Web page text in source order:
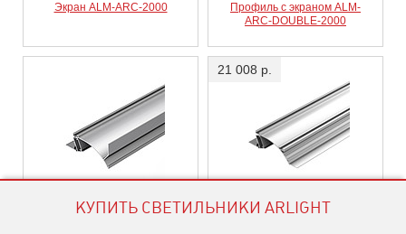
Экран ALM-ARC-2000
Профиль с экраном ALM-
ARC-DOUBLE-2000
Профиль с экраном ALM-
ARC-DOUBLE-2000
21 008 р.
Профиль с экраном ALM-
ARC-SINGLE-2000
КУПИТЬ СВЕТИЛЬНИКИ ARLIGHT